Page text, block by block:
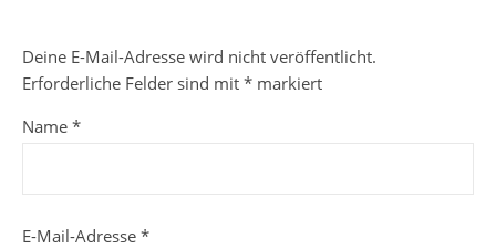
Deine E-Mail-Adresse wird nicht veröffentlicht.
Erforderliche Felder sind mit * markiert
Name *
E-Mail-Adresse *